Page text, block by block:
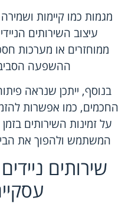
מגמות כמו קיימות
עיצוב השירותים
ממוחזרים או מערכות
ההשפעה
בנוסף, ייתכן שנראה
החכמים, כמו אפשרות
על זמינות השירותים
המשתמש ולהפוך את
שירותים